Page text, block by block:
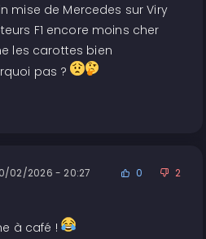
mise de Mercedes sur Viry
F1 encore moins cher
les carottes bien
pas ?
02/2026 - 20:27 0 2
à café !